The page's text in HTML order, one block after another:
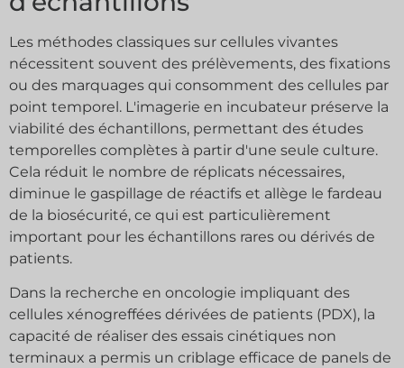
Les méthodes classiques sur cellules vivantes
nécessitent souvent des prélèvements, des fixations
ou des marquages qui consomment des cellules par
point temporel. L'imagerie en incubateur préserve la
viabilité des échantillons, permettant des études
temporelles complètes à partir d'une seule culture.
Cela réduit le nombre de réplicats nécessaires,
diminue le gaspillage de réactifs et allège le fardeau
de la biosécurité, ce qui est particulièrement
important pour les échantillons rares ou dérivés de
patients.
Dans la recherche en oncologie impliquant des
cellules xénogreffées dérivées de patients (PDX), la
capacité de réaliser des essais cinétiques non
terminaux a permis un criblage efficace de panels de